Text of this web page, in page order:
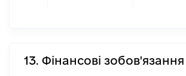
13. Фінансові зобов'язання